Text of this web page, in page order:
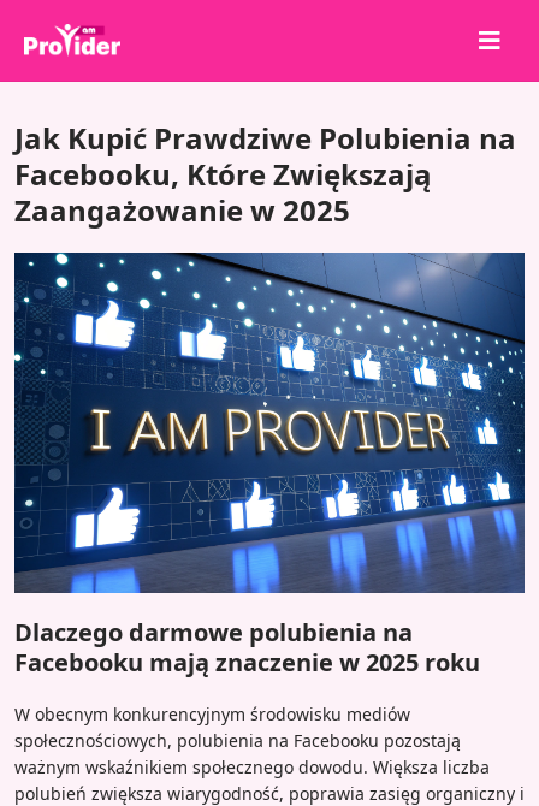
Zaloguj się
Zarejestruj się
Usługi
API
Warunki
Blog
Jak Kupić Prawdziwe Polubienia na
Facebooku, Które Zwiększają
Zaangażowanie w 2025
Dlaczego darmowe polubienia na
Facebooku mają znaczenie w 2025 roku
W obecnym konkurencyjnym środowisku mediów
społecznościowych, polubienia na Facebooku pozostają
ważnym wskaźnikiem społecznego dowodu. Większa liczba
polubień zwiększa wiarygodność, poprawia zasięg organiczny i